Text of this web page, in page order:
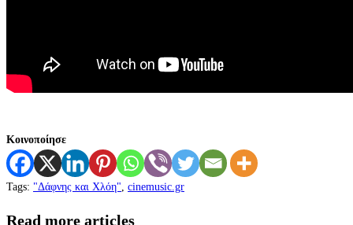
Κοινοποίησε
Tags: "Δάφνης και Χλόη" cinemusic.gr
Read more articles